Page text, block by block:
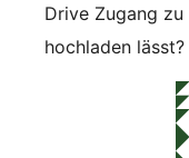
Drive Zugang
hochladen lässt?